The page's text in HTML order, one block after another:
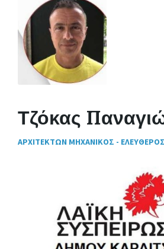
Τζόκας
ΑΡΧΙΤΕΚΤΩΝ ΜΗΧΑΝΙΚΟΣ -